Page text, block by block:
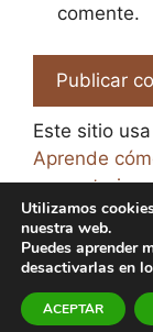
comente.
Este sitio
Aprende
comentarios.
© 2026 El
de
Utilizamos
nuestra web.
Puedes aprender
desactivarlas en
ACEPTAR